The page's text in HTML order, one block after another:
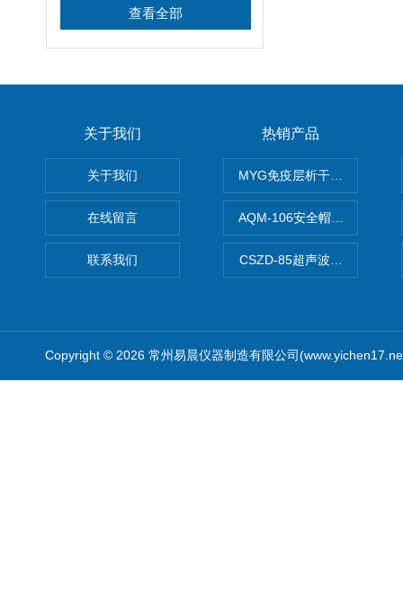
查看全部
关于我们
关于我们
在线留言
联系我们
热销产品
MYG免疫层析干燥箱
AQM-106安全帽高温预处理
CSZD-85超声波清洗振荡器
Copyright © 2026 常州易晨仪器制造有限公司